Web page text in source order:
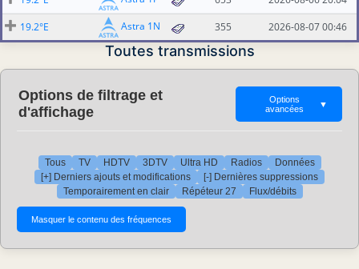
19.2°E
Astra 1N 355 2026-08-07 00:46
Toutes transmissions
Options de filtrage et
d'affichage
Options
avancées
▼
Tous TV HDTV 3DTV Ultra HD Radios
Données
[+] Derniers ajouts et modifications
[-] Dernières suppressions
Temporairement en clair
Répéteur 27 Flux/débits